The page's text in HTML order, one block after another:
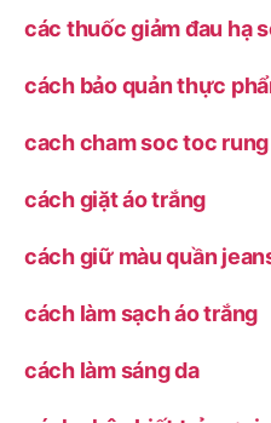
các thuốc giảm đau hạ
cách bảo quản thực
cach cham soc toc rung
cách giặt áo trắng
cách giữ màu quần
cách làm sạch áo trắng
cách làm sáng da